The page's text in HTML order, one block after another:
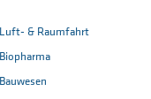
Luft- & Raumfahrt
Biopharma
Bauwesen